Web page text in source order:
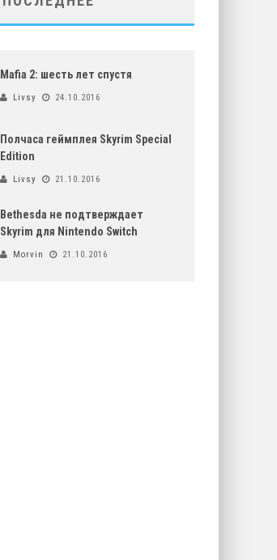
Mafia 2: шесть лет спустя
Livsy 24.10.2016
Полчаса геймплея Skyrim Special
Edition
Livsy 21.10.2016
Bethesda не подтверждает
Skyrim для Nintendo Switch
Morvin 21.10.2016